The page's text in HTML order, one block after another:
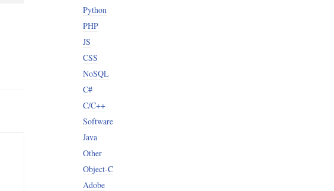
Python
PHP
JS
CSS
NoSQL
C#
C/C++
Software
Java
Other
Object-C
Adobe